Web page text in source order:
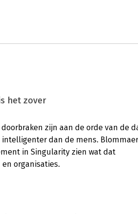
het zover
zijn aan de orde van de
dan de mens.
in Singularity zien wat dat
organisaties.